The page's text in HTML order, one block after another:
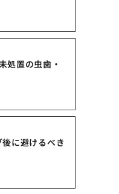
処置の虫歯・
に避けるべき